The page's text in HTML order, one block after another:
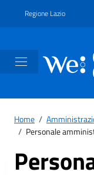
Regione Lazio
Home /
/ Personale